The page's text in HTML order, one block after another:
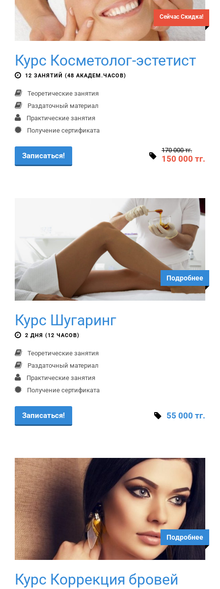
Сейчас Скидка!
Курс Косметолог-эстетист
12 ЗАНЯТИЙ (48 АКАДЕМ.ЧАСОВ)
Теоретические занятия
Раздаточный материал
Практические занятия
Получение сертификата
Записаться!
170 000 тг.
150 000 тг.
Подробнее
Курс Шугаринг
2 ДНЯ (12 ЧАСОВ)
Теоретические занятия
Раздаточный материал
Практические занятия
Получение сертификата
Записаться! 55 000 тг.
Подробнее
Курс Коррекция бровей